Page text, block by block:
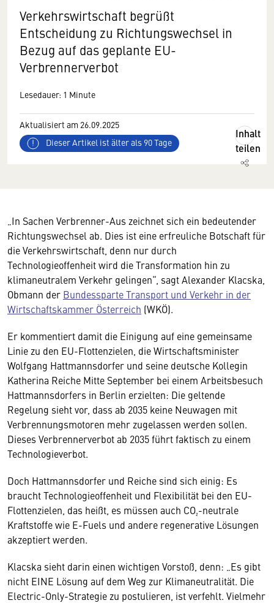
Verkehrswirtschaft begrüßt
Entscheidung zu Richtungswechsel in
Bezug auf das geplante EU-
Verbrennerverbot
Lesedauer: 1 Minute
Aktualisiert am 26.09.2025
Dieser Artikel ist älter als 90 Tage
Inhalt
teilen
„In Sachen Verbrenner-Aus zeichnet sich ein bedeutender
Richtungswechsel ab. Dies ist eine erfreuliche Botschaft für
die Verkehrswirtschaft, denn nur durch
Technologieoffenheit wird die Transformation hin zu
klimaneutralem Verkehr gelingen“, sagt Alexander Klacska,
Obmann der Bundessparte Transport und Verkehr in der
Wirtschaftskammer Österreich (WKÖ).
Er kommentiert damit die Einigung auf eine gemeinsame
Linie zu den EU-Flottenzielen, die Wirtschaftsminister
Wolfgang Hattmannsdorfer und seine deutsche Kollegin
Katherina Reiche Mitte September bei einem Arbeitsbesuch
Hattmannsdorfers in Berlin erzielten: Die geltende
Regelung sieht vor, dass ab 2035 keine Neuwagen mit
Verbrennungsmotoren mehr zugelassen werden sollen.
Dieses Verbrennerverbot ab 2035 führt faktisch zu einem
Technologieverbot.
Doch Hattmannsdorfer und Reiche sind sich einig: Es
braucht Technologieoffenheit und Flexibilität bei den EU-
Flottenzielen, das heißt, es müssen auch CO₂-neutrale
Kraftstoffe wie E-Fuels und andere regenerative Lösungen
akzeptiert werden.
Klacska sieht darin einen wichtigen Vorstoß, denn: „Es gibt
nicht EINE Lösung auf dem Weg zur Klimaneutralität. Die
Electric-Only-Strategie zu postulieren, ist verfehlt. Vielmehr